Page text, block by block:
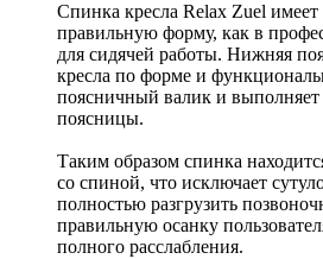
Спинка кресла Relax Zuel имеет
правильную форму, как в
для сидячей работы. Нижняя
кресла по форме и
поясничный валик и
поясницы.
Таким образом спинка
со спиной, что исключает
полностью разгрузить
правильную осанку
полного расслабления.